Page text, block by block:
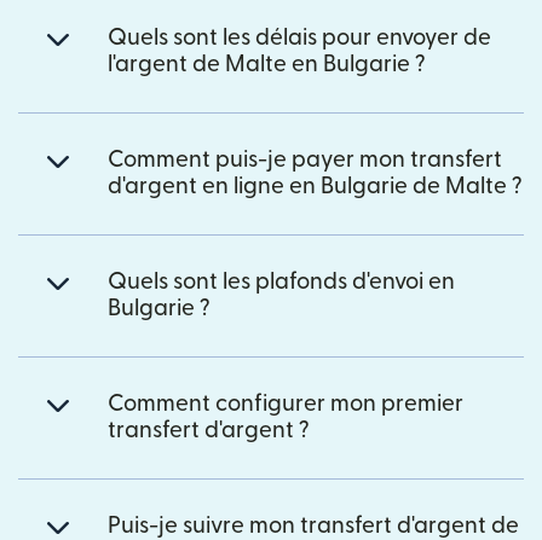
Quels sont les délais pour envoyer de
l'argent de Malte en Bulgarie ?
Comment puis-je payer mon transfert
d'argent en ligne en Bulgarie de Malte ?
Quels sont les plafonds d'envoi en
Bulgarie ?
Comment configurer mon premier
transfert d'argent ?
Puis-je suivre mon transfert d'argent de